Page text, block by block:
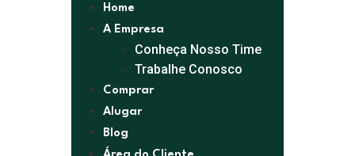
Home
A Empresa
Conheça Nosso Time
Trabalhe Conosco
Comprar
Alugar
Blog